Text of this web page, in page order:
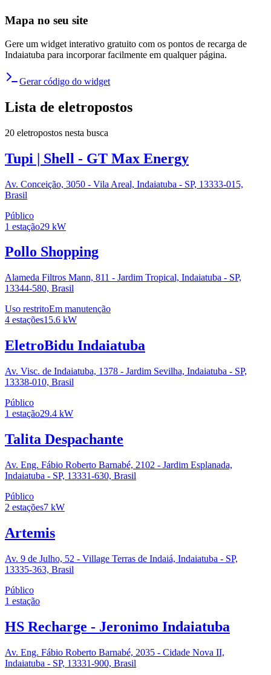
Mapa no seu site
Gere um widget interativo gratuito com os pontos de recarga de
Indaiatuba para incorporar facilmente em qualquer página.
Gerar código do widget
Lista de eletropostos
20 eletropostos nesta busca
Tupi | Shell - GT Max Energy
Av. Conceição, 3050 - Vila Areal, Indaiatuba - SP, 13333-015,
Brasil
Público
1 estação29 kW
Pollo Shopping
Alameda Filtros Mann, 811 - Jardim Tropical, Indaiatuba - SP,
13344-580, Brasil
Uso restritoEm manutenção
4 estações15.6 kW
EletroBidu Indaiatuba
Av. Visc. de Indaiatuba, 1378 - Jardim Sevilha, Indaiatuba - SP,
13338-010, Brasil
Público
1 estação29.4 kW
Talita Despachante
Av. Eng. Fábio Roberto Barnabé, 2102 - Jardim Esplanada,
Indaiatuba - SP, 13331-630, Brasil
Público
2 estações7 kW
Artemis
Av. 9 de Julho, 52 - Village Terras de Indaiá, Indaiatuba - SP,
13335-363, Brasil
Público
1 estação
HS Recharge - Jeronimo Indaiatuba
Av. Eng. Fábio Roberto Barnabé, 2035 - Cidade Nova II,
Indaiatuba - SP, 13331-900, Brasil